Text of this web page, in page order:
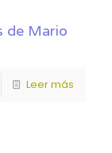
de Mario
Leer más